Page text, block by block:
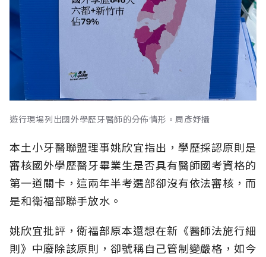
遊行現場列出國外學歷牙醫師的分佈情形。周彥妤攝
本土小牙醫聯盟理事姚欣宜指出，學歷採認原則是
審核國外學歷醫牙畢業生是否具有醫師國考資格的
第一道關卡，這兩年半考選部卻沒有依法審核，而
是和衛福部聯手放水。
姚欣宜批評，衛福部原本還想在新《醫師法施行細
則》中廢除該原則，卻號稱自己管制變嚴格，如今